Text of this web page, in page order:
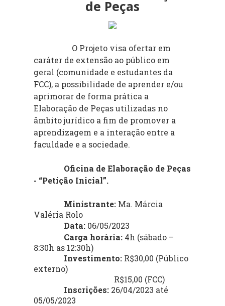
de Peças
O Projeto visa ofertar em
caráter de extensão ao público em
geral (comunidade e estudantes da
FCC), a possibilidade de aprender e/ou
aprimorar de forma prática a
Elaboração de Peças utilizadas no
âmbito jurídico a fim de promover a
aprendizagem e a interação entre a
faculdade e a sociedade.
Oficina de Elaboração de Peças
- “Petição Inicial”.
Ministrante: Ma. Márcia
Valéria Rolo
Data: 06/05/2023
Carga horária: 4h (sábado –
8:30h as 12:30h)
Investimento: R$30,00 (Público
externo)
R$15,00 (FCC)
Inscrições: 26/04/2023 até
05/05/2023